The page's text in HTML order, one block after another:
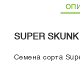
SUPER SKUNK
Семена сорта